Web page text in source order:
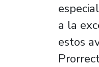
a la
estos